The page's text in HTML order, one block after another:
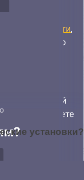
установки?